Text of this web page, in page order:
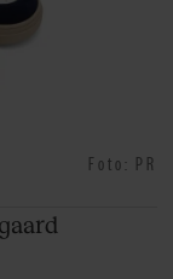
Foto: PR